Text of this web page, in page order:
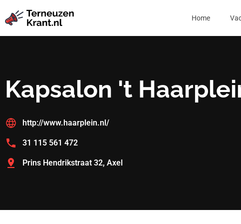
Home
Kapsalon 't
http://www.haarplein.nl/
31 115 561 472
Prins Hendrikstraat 32, Axel